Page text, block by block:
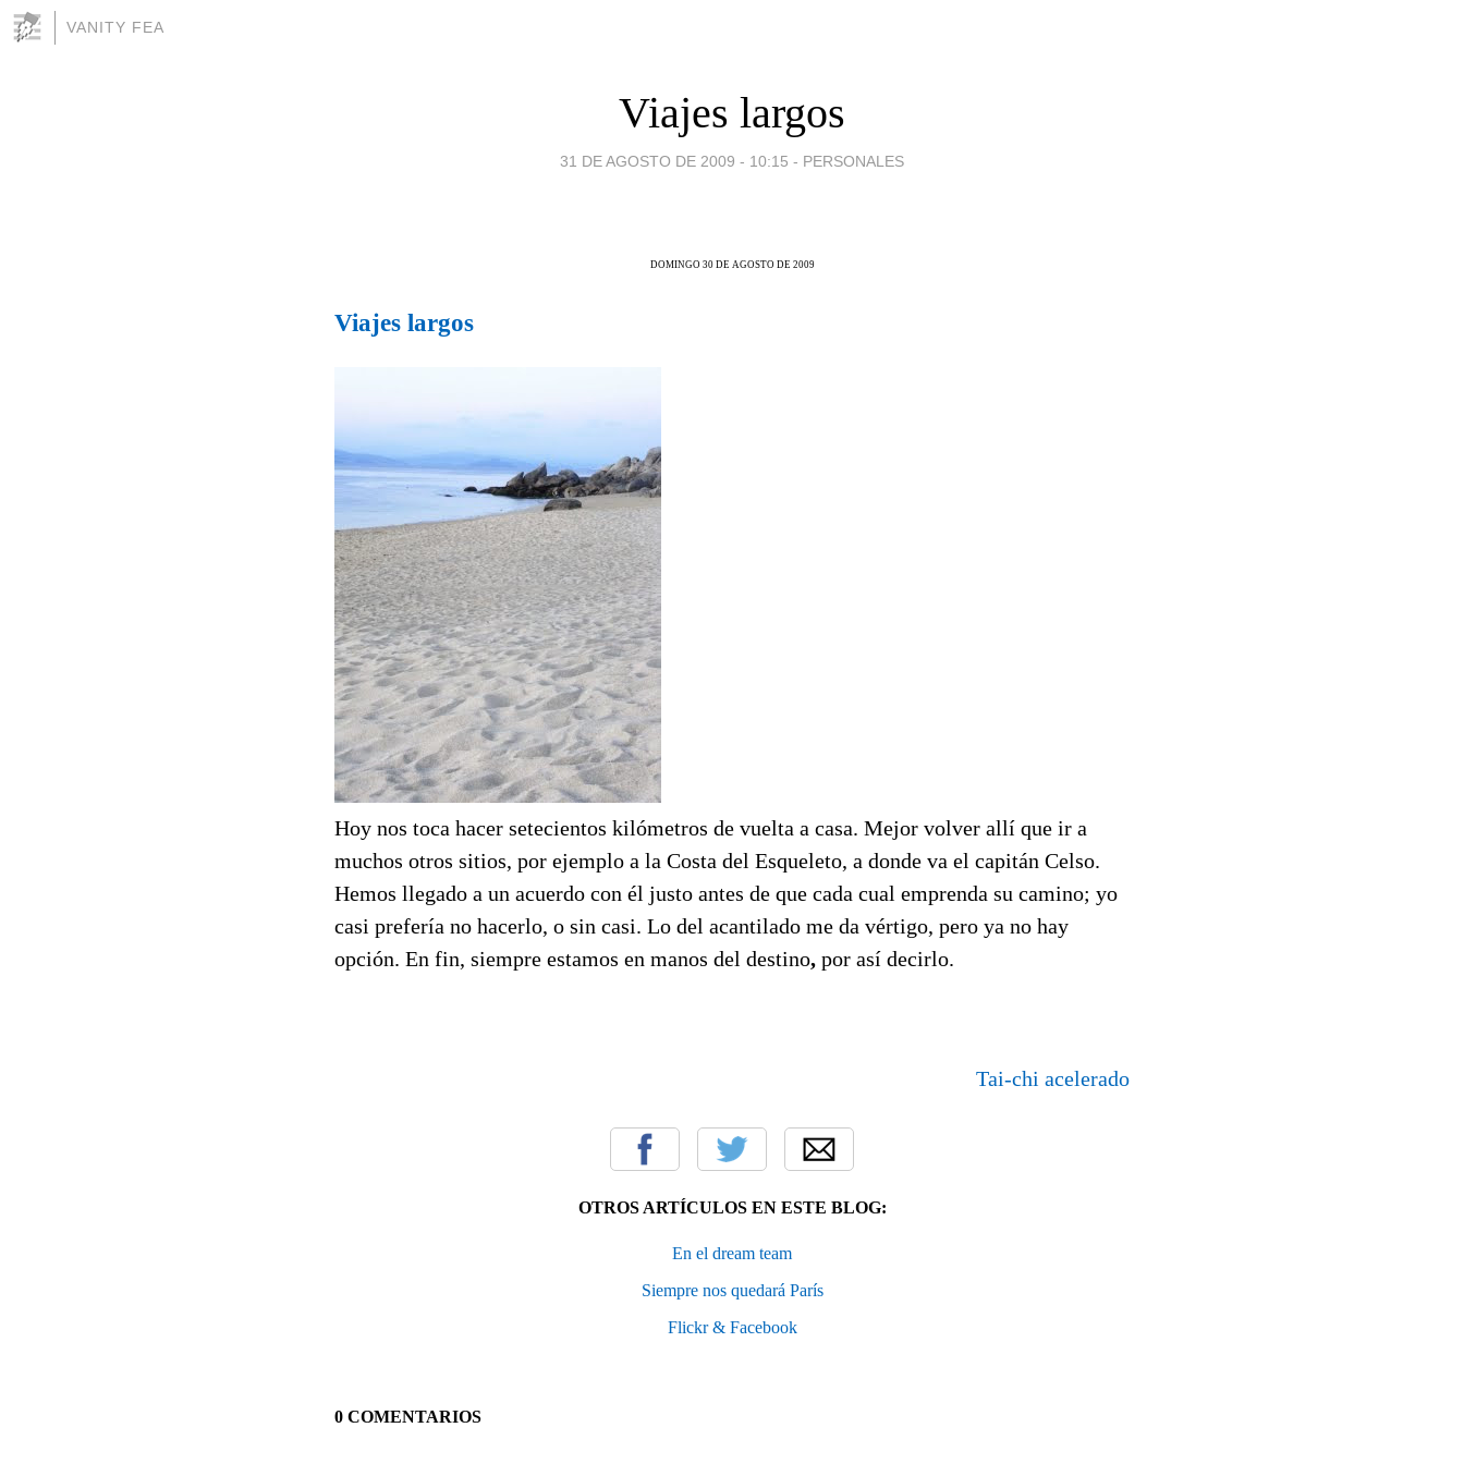
VANITY FEA
Viajes largos
31 DE AGOSTO DE 2009 - 10:15 - PERSONALES
DOMINGO 30 DE AGOSTO DE 2009
Viajes largos
Hoy nos toca hacer setecientos kilómetros de vuelta a casa. Mejor volver allí que ir a
muchos otros sitios, por ejemplo a la Costa del Esqueleto, a donde va el capitán Celso.
Hemos llegado a un acuerdo con él justo antes de que cada cual emprenda su camino; yo
casi prefería no hacerlo, o sin casi. Lo del acantilado me da vértigo, pero ya no hay
opción. En fin, siempre estamos en manos del destino, por así decirlo.
Tai-chi acelerado
OTROS ARTÍCULOS EN ESTE BLOG:
En el dream team
Siempre nos quedará París
Flickr & Facebook
0 COMENTARIOS